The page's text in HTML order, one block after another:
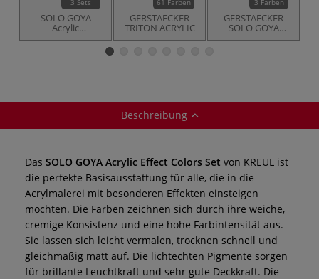
SOLO GOYA
Acrylic
Acrylfarben-Sets
GERSTAECKER
TRITON ACRYLIC
GERSTAECKER
SOLO GOYA
Triton S
Beschreibung
Das SOLO GOYA Acrylic Effect Colors Set von KREUL ist
die perfekte Basisausstattung für alle, die in die
Acrylmalerei mit besonderen Effekten einsteigen
möchten. Die Farben zeichnen sich durch ihre weiche,
cremige Konsistenz und eine hohe Farbintensität aus.
Sie lassen sich leicht vermalen, trocknen schnell und
gleichmäßig matt auf. Die lichtechten Pigmente sorgen
für brillante Leuchtkraft und sehr gute Deckkraft. Die